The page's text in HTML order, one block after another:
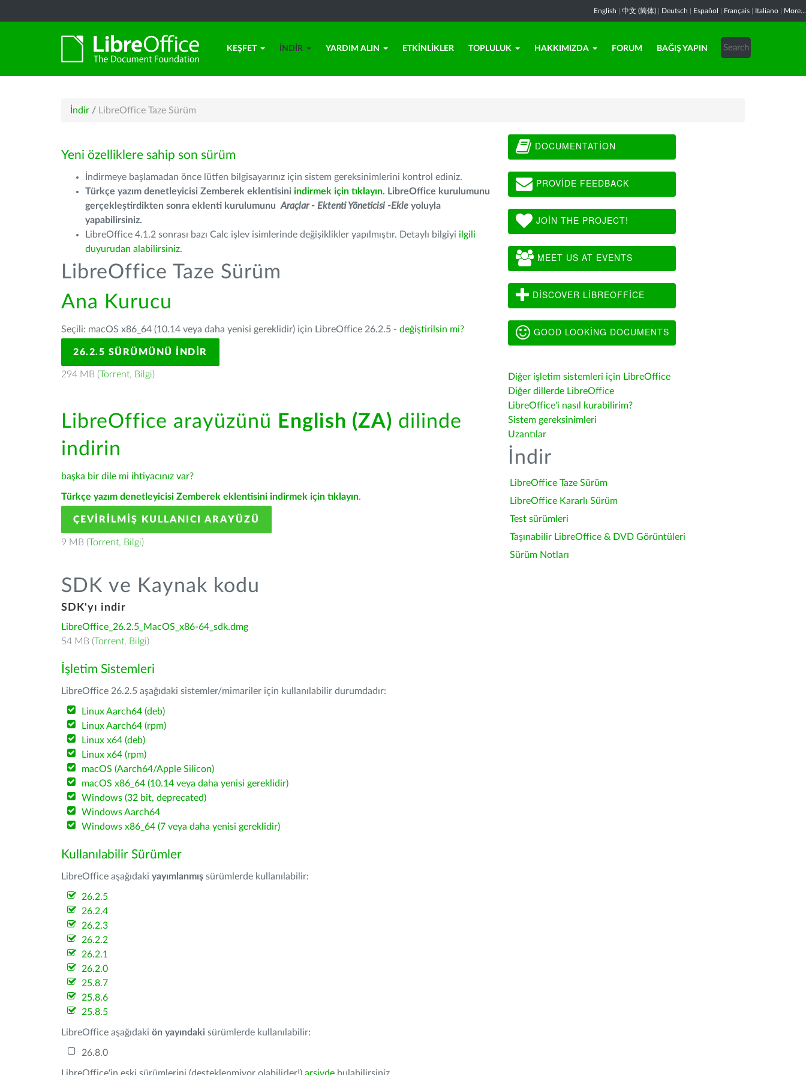
English 中文 (简体) Deutsch Español Français Italiano More...
KEŞFET İNDIR YARDIM ALIN ETKINLIKLER TOPLULUK HAKKIMIZDA FORUM BAĞIŞ YAPIN
İndir / LibreOffice Taze Sürüm
Yeni özelliklere sahip son sürüm
İndirmeye başlamadan önce lütfen bilgisayarınız için sistem gereksinimlerini kontrol ediniz.
Türkçe yazım denetleyicisi Zemberek eklentisini indirmek için tıklayın. LibreOffice kurulumunu
gerçekleştirdikten sonra eklenti kurulumunu Araçlar - Ektenti Yöneticisi -Ekle yoluyla
yapabilirsiniz.
LibreOffice 4.1.2 sonrası bazı Calc işlev isimlerinde değişiklikler yapılmıştır. Detaylı bilgiyi ilgili
duyurudan alabilirsiniz.
LibreOffice Taze Sürüm
Ana Kurucu
Seçili: macOS x86_64 (10.14 veya daha yenisi gereklidir) için LibreOffice 26.2.5 - değiştirilsin mi?
26.2.5 SÜRÜMÜNÜ İNDIR
294 MB (Torrent, Bilgi)
LibreOffice arayüzünü English (ZA) dilinde
indirin
başka bir dile mi ihtiyacınız var?
Türkçe yazım denetleyicisi Zemberek eklentisini indirmek için tıklayın.
ÇEVIRILMIŞ KULLANICI ARAYÜZÜ
9 MB (Torrent, Bilgi)
SDK ve Kaynak kodu
SDK'yı indir
LibreOffice_26.2.5_MacOS_x86-64_sdk.dmg
54 MB (Torrent, Bilgi)
İşletim Sistemleri
LibreOffice 26.2.5 aşağıdaki sistemler/mimariler için kullanılabilir durumdadır:
Linux Aarch64 (deb)
Linux Aarch64 (rpm)
Linux x64 (deb)
Linux x64 (rpm)
macOS (Aarch64/Apple Silicon)
macOS x86_64 (10.14 veya daha yenisi gereklidir)
Windows (32 bit, deprecated)
Windows Aarch64
Windows x86_64 (7 veya daha yenisi gereklidir)
Kullanılabilir Sürümler
LibreOffice aşağıdaki yayımlanmış sürümlerde kullanılabilir:
26.2.5
26.2.4
26.2.3
26.2.2
26.2.1
26.2.0
25.8.7
25.8.6
25.8.5
LibreOffice aşağıdaki ön yayındaki sürümlerde kullanılabilir:
26.8.0
DOCUMENTATION
PROVIDE FEEDBACK
JOIN THE PROJECT!
MEET US AT EVENTS
DISCOVER LIBREOFFICE
GOOD LOOKING DOCUMENTS
Diğer işletim sistemleri için LibreOffice
Diğer dillerde LibreOffice
LibreOffice'i nasıl kurabilirim?
Sistem gereksinimleri
Uzantılar
İndir
LibreOffice Taze Sürüm
LibreOffice Kararlı Sürüm
Test sürümleri
Taşınabilir LibreOffice & DVD Görüntüleri
Sürüm Notları